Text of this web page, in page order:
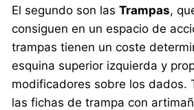
El segundo son lasTrampas,
consiguen en un espacio de
trampas tienen un coste
esquina superior izquierda y
modificadores sobre los dados.
las fichas de trampa con